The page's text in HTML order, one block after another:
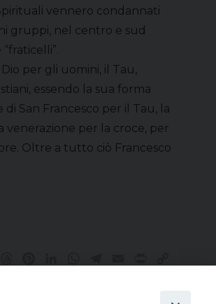
vennero condannati
gruppi, nel centro e sud
per gli uomini, il Tau,
essendo la sua forma
San Francesco per il Tau, la
venerazione per la croce, per
Oltre a tutto ciò Francesco